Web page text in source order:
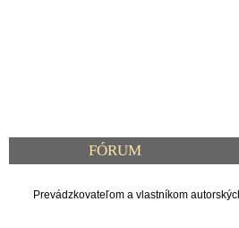
FÓRUM
Prevádzkovateľom a vlastníkom